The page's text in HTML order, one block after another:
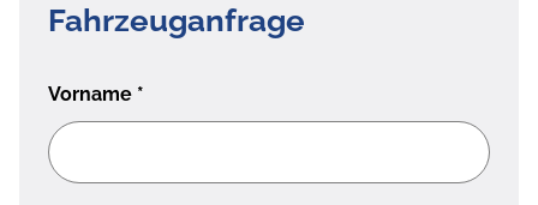
Fahrzeuganfrage
Vorname *